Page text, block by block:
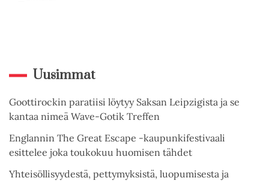
Uusimmat
Goottirockin paratiisi löytyy Saksan Leipzigista ja se
kantaa nimeä Wave-Gotik Treffen
Englannin The Great Escape -kaupunkifestivaali
esittelee joka toukokuu huomisen tähdet
Yhteisöllisyydestä, pettymyksistä, luopumisesta ja